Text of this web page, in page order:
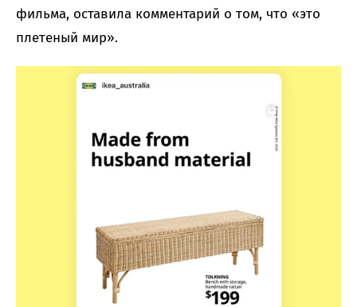
фильма, оставила комментарий о том, что «это
плетеный мир».